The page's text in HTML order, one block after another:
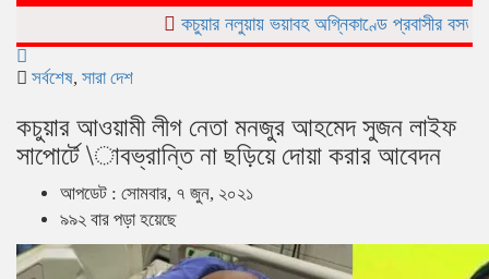
কচুয়ার নলুয়ায় ভয়াবহ অগ্নিকাণ্ডে প্রবাসীর বসত ঘর পুড়ে
সর্বশেষ, সারা দেশ
কচুয়ার আওয়ামী লীগ নেতা মনজুর আহমেদ সুজন লাইফ
সাপোর্টে \াবভ্রান্তি না ছড়িয়ে দোয়া করার আবেদন
আপডেট : সোমবার, ৭ জুন, ২০২১
৯৯২ বার পড়া হয়েছে